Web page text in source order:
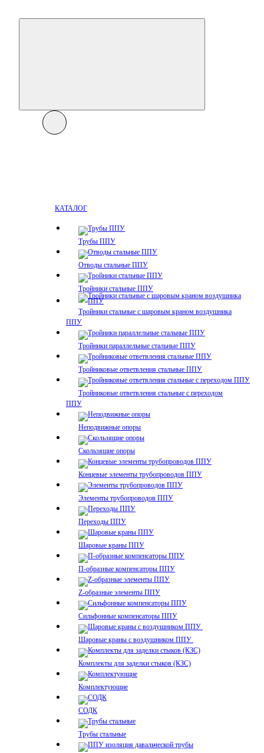
КАТАЛОГ
Трубы ППУ
Отводы стальные ППУ
Тройники стальные ППУ
Тройники стальные с шаровым краном воздушника
ППУ
Тройники параллельные стальные ППУ
Тройниковые ответвления стальные ППУ
Тройниковые ответвления стальные с переходом
ППУ
Неподвижные опоры
Скользящие опоры
Концевые элементы трубопроводов ППУ
Элементы трубопроводов ППУ
Переходы ППУ
Шаровые краны ППУ
П-образные компенсаторы ППУ
Z-образные элементы ППУ
Сильфонные компенсаторы ППУ
Шаровые краны с воздушником ППУ
Комплекты для заделки стыков (КЗС)
Комплектующие
СОДК
Трубы стальные